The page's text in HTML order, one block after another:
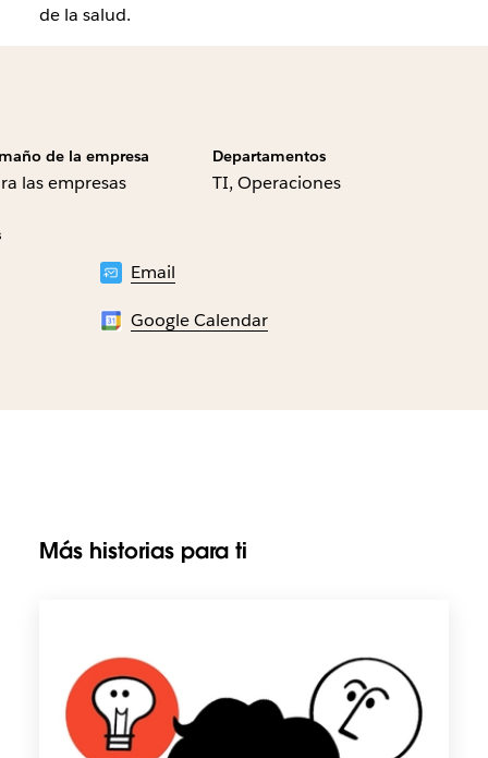
de la salud.
de la empresa
las empresas
Departamentos
TI, Operaciones
Email
Google Calendar
Más historias para ti